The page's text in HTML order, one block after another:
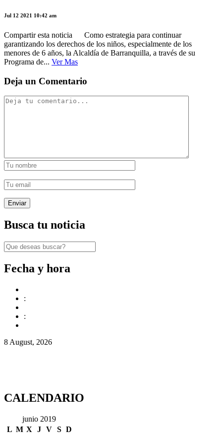
Jul 12 2021 10:42 am
Compartir esta noticia Como estrategia para continuar
garantizando los derechos de los niños, especialmente de los
menores de 6 años, la Alcaldía de Barranquilla, a través de su
Programa de... Ver Mas
Deja un Comentario
Busca tu noticia
Fecha y hora
:
:
8 August, 2026
CALENDARIO
junio 2019
L M X J V S D